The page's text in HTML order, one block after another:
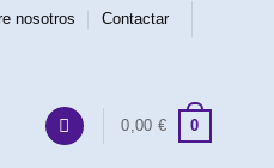
nosotros Contactar
0,00 € 0